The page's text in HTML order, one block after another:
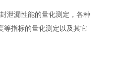
泄漏性能的量化测定，各种
等指标的量化测定以及其它